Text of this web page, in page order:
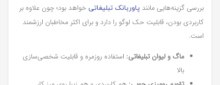
بررسی گزینه‌هایی مانند پاوربانک تبلیغاتی خواهد بود؛ چون علاوه بر
کاربردی بودن، قابلیت حک لوگو را دارد و برای اکثر مخاطبان ارزشمند
است.
ماگ و لیوان تبلیغاتی: استفاده روزمره و قابلیت شخصی‌سازی
بالا